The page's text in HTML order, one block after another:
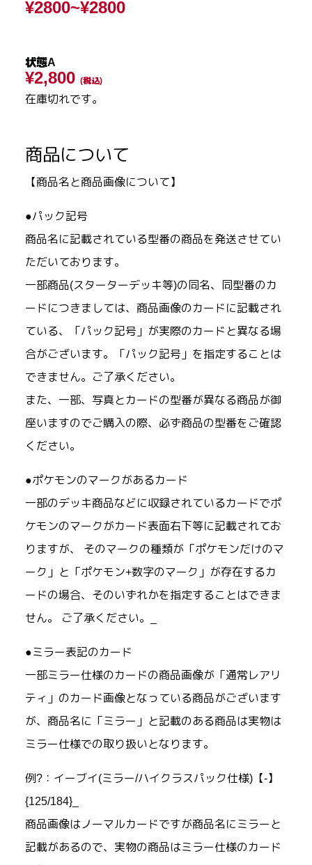
¥2800~¥2800
状態A
¥2,800 (税込)
在庫切れです。
商品について
【商品名と商品画像について】
●パック記号
商品名に記載されている型番の商品を発送させてい
ただいております。
一部商品(スターターデッキ等)の同名、同型番のカ
ードにつきましては、商品画像のカードに記載され
ている、「パック記号」が実際のカードと異なる場
合がございます。「パック記号」を指定することは
できません。ご了承ください。
また、一部、写真とカードの型番が異なる商品が御
座いますのでご購入の際、必ず商品の型番をご確認
ください。
●ポケモンのマークがあるカード
一部のデッキ商品などに収録されているカードでポ
ケモンのマークがカード表面右下等に記載されてお
りますが、 そのマークの種類が「ポケモンだけのマ
ーク」と「ポケモン+数字のマーク」が存在するカ
ードの場合、そのいずれかを指定することはできま
せん。 ご了承ください。_
●ミラー表記のカード
一部ミラー仕様のカードの商品画像が「通常レアリ
ティ」のカード画像となっている商品がございます
が、商品名に「ミラー」と記載のある商品は実物は
ミラー仕様での取り扱いとなります。
例?：イーブイ(ミラー/ハイクラスパック仕様)【-】
{125/184}_
商品画像はノーマルカードですが商品名にミラーと
記載があるので、実物の商品はミラー仕様のカード